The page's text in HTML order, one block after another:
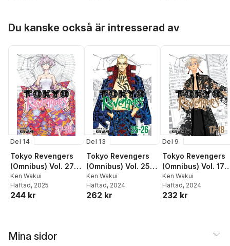
Du kanske också är intresserad av
Del 14
Tokyo Revengers
(Omnibus) Vol. 27-
28
Ken Wakui
Häftad, 2025
244 kr
Del 13
Tokyo Revengers
(Omnibus) Vol. 25-
26
Ken Wakui
Häftad, 2024
262 kr
Del 9
Tokyo Revengers
(Omnibus) Vol. 17-
18
Ken Wakui
Häftad, 2024
232 kr
Mina sidor